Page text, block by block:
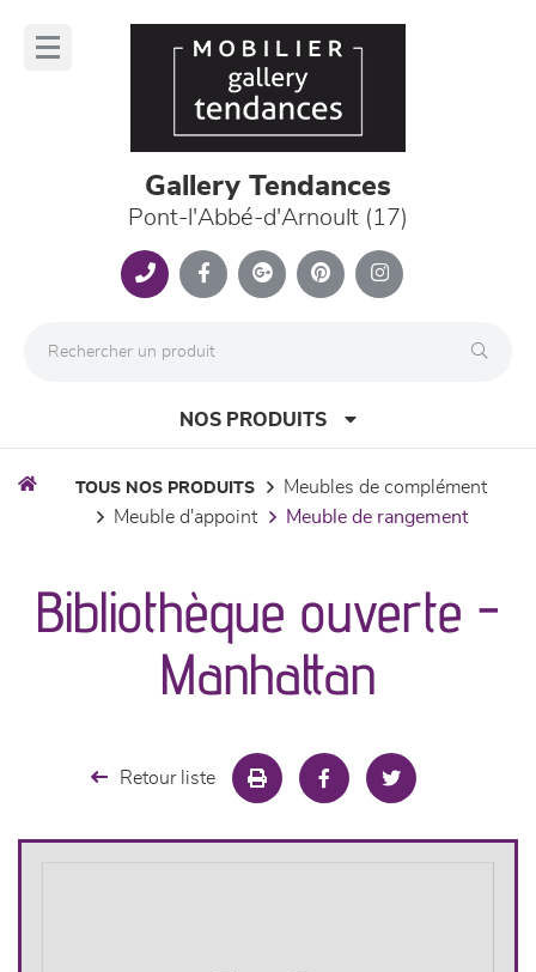
Gallery Tendances
Pont-l'Abbé-d'Arnoult (17)
NOS PRODUITS
séjours
meubles de complément
TOUS NOS PRODUITS
meubles de complément
meuble d'appoint
meuble de rangement
Bibliothèque ouverte -
Manhattan
Retour liste